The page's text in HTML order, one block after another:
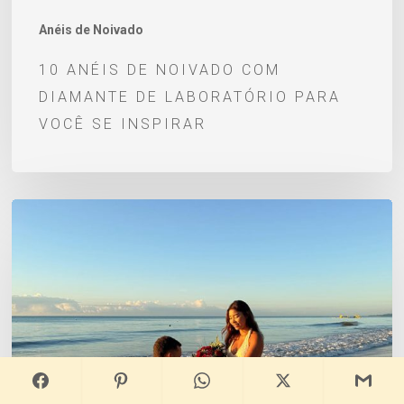
Anéis de Noivado
10 ANÉIS DE NOIVADO COM
DIAMANTE DE LABORATÓRIO PARA
VOCÊ SE INSPIRAR
–
Alex
e
Eduarda